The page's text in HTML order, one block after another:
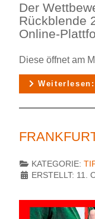
Der
Rückblende
Online-
Diese öffnet am
KATEGORIE:
ERSTELLT: 11.